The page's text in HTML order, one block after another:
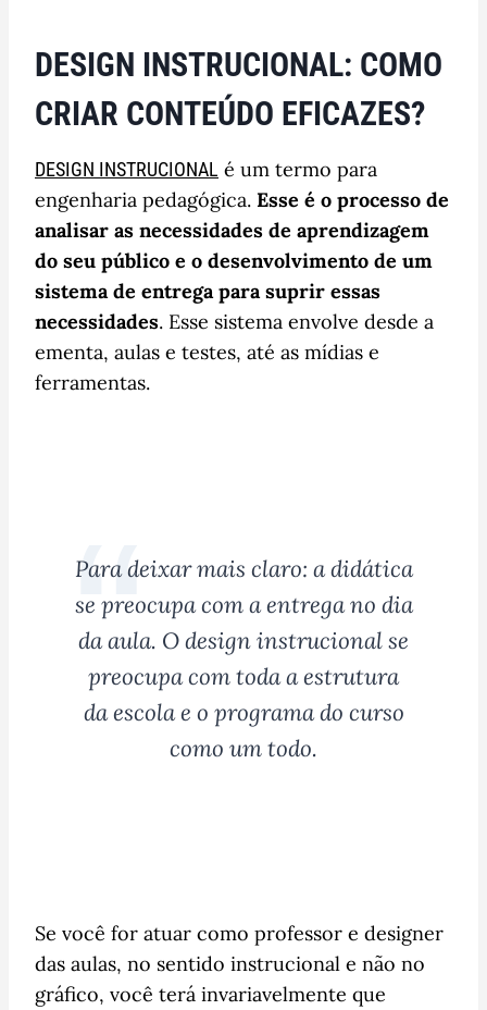
DESIGN INSTRUCIONAL: COMO
CRIAR CONTEÚDO EFICAZES?
DESIGN INSTRUCIONAL é um termo para
engenharia pedagógica. Esse é o processo de
analisar as necessidades de aprendizagem
do seu público e o desenvolvimento de um
sistema de entrega para suprir essas
necessidades. Esse sistema envolve desde a
ementa, aulas e testes, até as mídias e
ferramentas.
Para deixar mais claro: a didática
se preocupa com a entrega no dia
da aula. O design instrucional se
preocupa com toda a estrutura
da escola e o programa do curso
como um todo.
Se você for atuar como professor e designer
das aulas, no sentido instrucional e não no
gráfico, você terá invariavelmente que